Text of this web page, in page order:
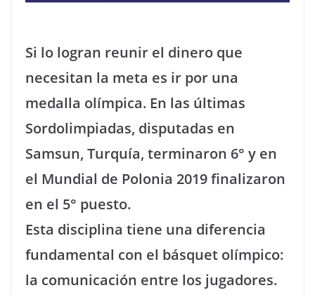
Si lo logran reunir el dinero que
necesitan la meta es ir por una
medalla olímpica. En las últimas
Sordolimpiadas, disputadas en
Samsun, Turquía, terminaron 6° y en
el Mundial de Polonia 2019 finalizaron
en el 5° puesto.
Esta disciplina tiene una diferencia
fundamental con el básquet olímpico:
la comunicación entre los jugadores.